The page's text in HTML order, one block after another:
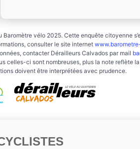
vélo 2025. Cette enquête citoyenne
consulter le site internet
contacter Dérailleurs Calvados par mail
celles-ci sont nombreuses, plus la note reflète
doivent être interprétées avec prudence.